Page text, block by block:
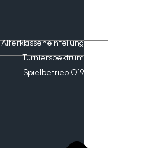
Alterklasseneinteilung
Turnierspektrum
Spielbetrieb O19